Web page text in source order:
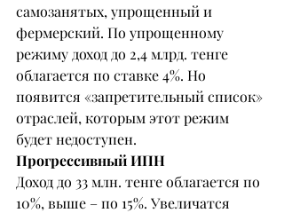
самозанятых, упрощенный и
фермерский. По упрощенному
режиму доход до 2,4 млрд. тенге
облагается по ставке 4%. Но
появится «запретительный список»
отраслей, которым этот режим
будет недоступен.
Прогрессивный ИПН
Доход до 33 млн. тенге облагается по
10%, выше – по 15%. Увеличатся